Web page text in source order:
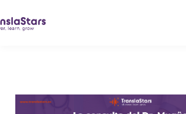
Sign in